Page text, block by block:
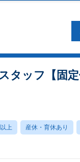
ッフ【固定
上 産休・育休あり